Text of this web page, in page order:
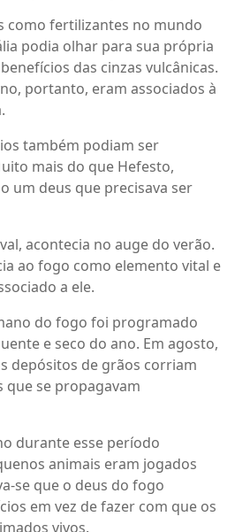
como fertilizantes no mundo
podia olhar para sua própria
das cinzas vulcânicas.
portanto, eram associados à
também podiam ser
mais do que Hefesto,
um deus que precisava ser
acontecia no auge do verão.
ao fogo como elemento vital e
a ele.
do fogo foi programado
e seco do ano. Em agosto,
depósitos de grãos corriam
que se propagavam
durante esse período
animais eram jogados
se que o deus do fogo
em vez de fazer com que os
vivos.